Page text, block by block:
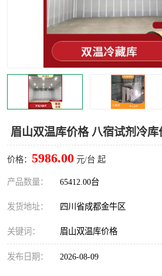
眉山双温库价格 八宿试剂冷库
价格： 5986.00 元/台 起
产品数量： 65412.00台
发货地址： 四川省成都金牛区
关键词： 眉山双温库价格
发布日期： 2026-08-09
乐山冻库,乐山保鲜冷库 自
雅安冷库,雅安冻库 攀
冻
内江冷库，内江冻库 宜